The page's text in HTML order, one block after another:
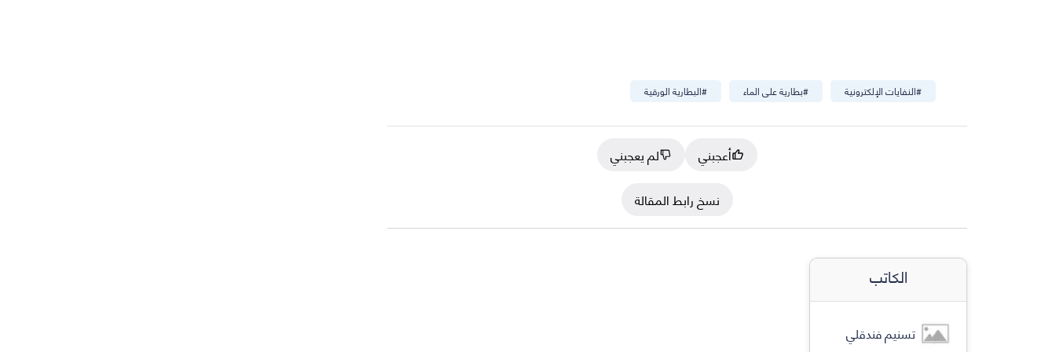
#البطارية الورقية #بطارية على الماء #النفايات الإلكترونية
أعجبني
لم يعجبني
نسخ رابط المقالة
الكاتب
تسنيم فندقلي